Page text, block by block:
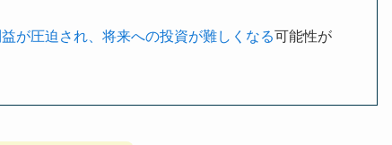
が圧迫され、将来への投資が難しくなる可能性が